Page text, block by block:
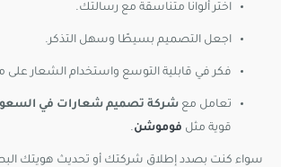
اختر ألوانًا متناسقة مع رسالتك.
اجعل التصميم بسيطًا وسهل التذكر.
فكر في قابلية التوسع واستخدام الشعار
تعامل مع شركة تصميم شعارات في
قوية مثل فوموشن.
سواء كنت بصدد إطلاق شركتك أو تحديث هويتك